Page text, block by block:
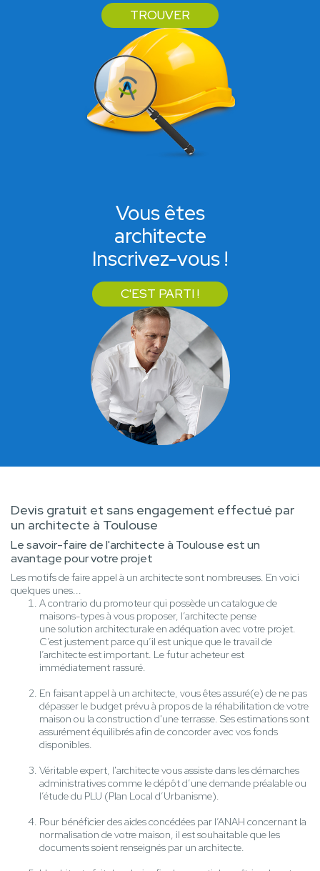
TROUVER
Vous êtes
architecte
Inscrivez-vous !
C'EST PARTI !
Devis gratuit et sans engagement effectué par
un architecte à Toulouse
Le savoir-faire de l'architecte à Toulouse est un
avantage pour votre projet
Les motifs de faire appel à un architecte sont nombreuses. En voici
quelques unes...
A contrario du promoteur qui possède un catalogue de
maisons-types à vous proposer, l’architecte pense
une solution architecturale en adéquation avec votre projet.
C’est justement parce qu’il est unique que le travail de
l’architecte est important. Le futur acheteur est
immédiatement rassuré.
En faisant appel à un architecte, vous êtes assuré(e) de ne pas
dépasser le budget prévu à propos de la réhabilitation de votre
maison ou la construction d'une terrasse. Ses estimations sont
assurément équilibrés afin de concorder avec vos fonds
disponibles.
Véritable expert, l'architecte vous assiste dans les démarches
administratives comme le dépôt d’une demande préalable ou
l’étude du PLU (Plan Local d’Urbanisme).
Pour bénéficier des aides concédées par l’ANAH concernant la
normalisation de votre maison, il est souhaitable que les
documents soient renseignés par un architecte.